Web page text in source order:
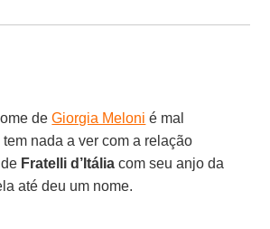
deGiorgia Meloni é mal
nada a ver com a relação
Fratelli d’Itália com seu anjo da
até deu um nome.